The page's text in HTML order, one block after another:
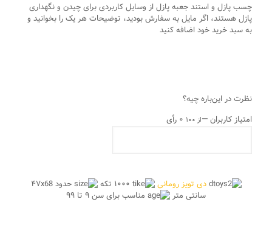
چسب پازل و استند جعبه پازل از وسایل کاربردی برای چیدن و نگهداری
پازل هستند، اگر مایل به سفارش بودید، توضیحات هر یک را بخوانید و
به سبد خرید خود اضافه کنید
نظرت در این‌باره چیه؟
امتیاز کاربران—از ۱۰۰ ۰ رأی
دی تویز رومانی
حدود ۴۷x68
سانتی متر
مناسب برای سن ۹ تا ۹۹